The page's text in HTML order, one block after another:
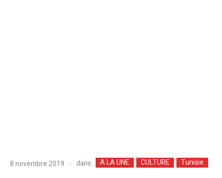
8 novembre 2019 dans A LA UNE CULTURE Tunisie